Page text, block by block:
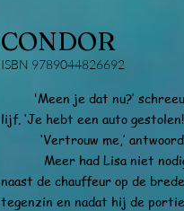
CONDOR
ISBN 9789044826692
'Meen je dat nu?’
lijf. ‘Je hebt een auto
‘Vertrouw me,’
Meer had Lisa niet nodig
naast de chauffeur op de
tegenzin en nadat hij de